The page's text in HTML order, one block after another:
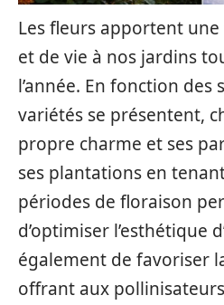
Les fleurs apportent
et de vie à nos jardins
l’année. En fonction
variétés se présentent,
propre charme et ses
ses plantations en
périodes de floraison
d’optimiser l’esthétique
également de favoriser
offrant aux